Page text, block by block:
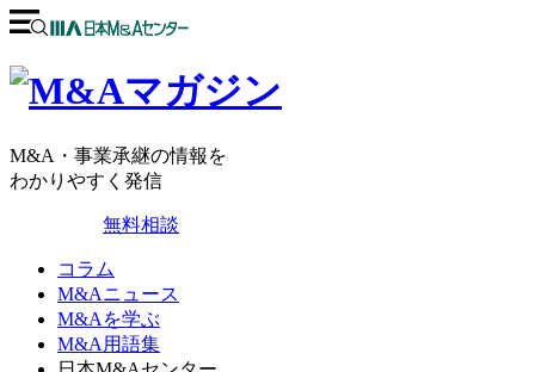
M&A・事業承継の情報を
わかりやすく発信
無料相談
コラム
M&Aニュース
M&Aを学ぶ
M&A用語集